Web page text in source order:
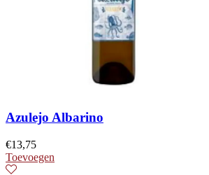
Azulejo Albarino
€13,75
Toevoegen